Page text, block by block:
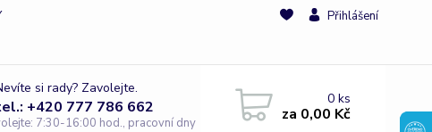
Přihlášení
si rady? Zavolejte.
+420 777 786 662
7:30-16:00 hod., pracovní dny
0ks
za 0,00 Kč